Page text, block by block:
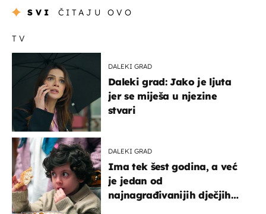
SVI ČITAJU OVO
TV
DALEKI GRAD
Daleki grad: Jako je ljuta
jer se miješa u njezine
stvari
DALEKI GRAD
Ima tek šest godina, a već
je jedan od
najnagrađivanijih dječjih